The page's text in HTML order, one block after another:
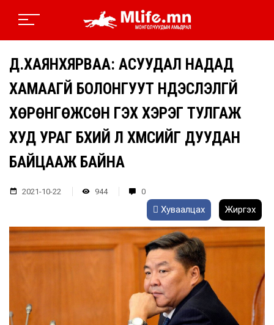
Д.ХАЯНХЯРВАА: АСУУДАЛ НАДАД
ХАМААГҮЙ БОЛОНГУУТ ҮНДЭСЛЭЛГҮЙ
ХӨРӨНГӨЖСӨН ГЭХ ХЭРЭГ ТУЛГАЖ
ХУД УРАГ БҮХИЙ Л ХҮМҮҮСИЙГ ДУУДАН
БАЙЦААЖ БАЙНА
2021-10-22 944 0
Хуваалцах Жиргэх